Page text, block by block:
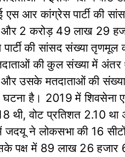
एस आर कांग्रेस पार्टी की
2 करोड़ 49 लाख 29
की सांसद संख्या
की कुल संख्या में अंतर
उसके मतदाताओं की
घटना है। 2019 में शिवसेना
थी, वोट प्रतिशत 2.10
जदयू ने लोकसभा की 16
पक्ष में 89 लाख 26 हजार